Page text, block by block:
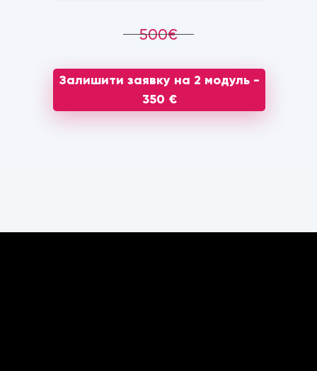
Залишити заявку на 2 модуль -
350 €
500€